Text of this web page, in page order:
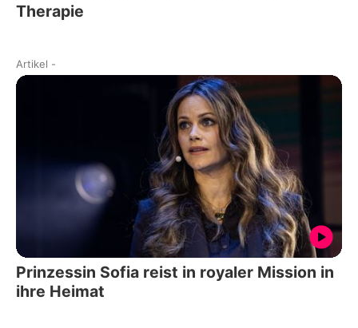
Therapie
Artikel -
Prinzessin Sofia reist in royaler Mission in
ihre Heimat